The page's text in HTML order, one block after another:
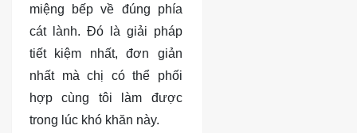
miệng bếp về đúng phía
cát lành. Đó là giải pháp
tiết kiệm nhất, đơn giản
nhất mà chị có thể phối
hợp cùng tôi làm được
trong lúc khó khăn này.